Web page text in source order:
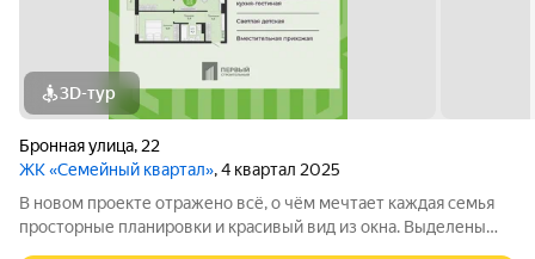
3D-тур
Бронная улица, 22
ЖК «Семейный квартал», 4 квартал 2025
В новом проекте отражено всё, о чём мечтает каждая семья
просторные планировки и красивый вид из окна. Выделены